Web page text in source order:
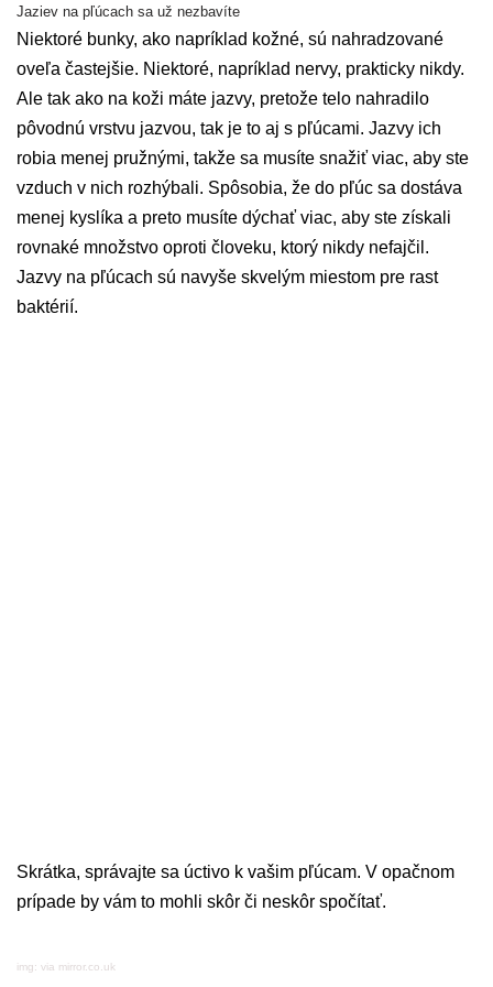
Jaziev na pľúcach sa už nezbavíte
Niektoré bunky, ako napríklad kožné, sú nahradzované
oveľa častejšie. Niektoré, napríklad nervy, prakticky nikdy.
Ale tak ako na koži máte jazvy, pretože telo nahradilo
pôvodnú vrstvu jazvou, tak je to aj s pľúcami. Jazvy ich
robia menej pružnými, takže sa musíte snažiť viac, aby ste
vzduch v nich rozhýbali. Spôsobia, že do pľúc sa dostáva
menej kyslíka a preto musíte dýchať viac, aby ste získali
rovnaké množstvo oproti človeku, ktorý nikdy nefajčil.
Jazvy na pľúcach sú navyše skvelým miestom pre rast
baktérií.
Skrátka, správajte sa úctivo k vašim pľúcam. V opačnom
prípade by vám to mohli skôr či neskôr spočítať.
img: via mirror.co.uk